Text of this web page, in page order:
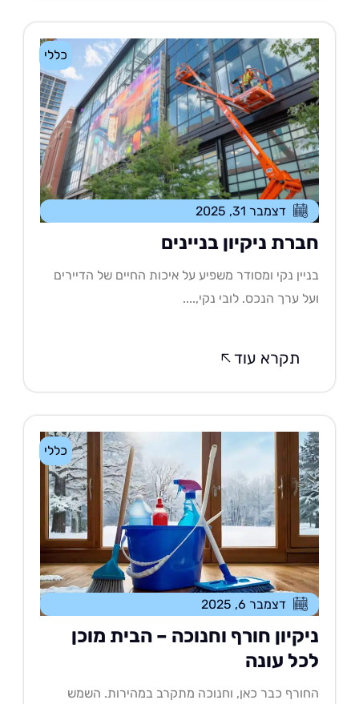
כללי
דצמבר 31, 2025
ניקיון בניינים
נקי ומסודר משפיע על איכות החיים של הדיירים
ערך הנכס. לובי נקי,....
תקרא עוד
כללי
דצמבר 6, 2025
חורף וחנוכה – הבית מוכן
עונה
כבר כאן, וחנוכה מתקרב במהירות. השמש